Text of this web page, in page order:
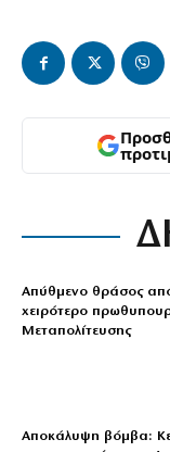
Απύθμενο θράσος
χειρότερο
Μεταπολίτευσης
Αποκάλυψη βόμβα: